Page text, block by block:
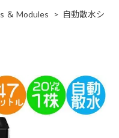
＆ Modules > 自動散水シ